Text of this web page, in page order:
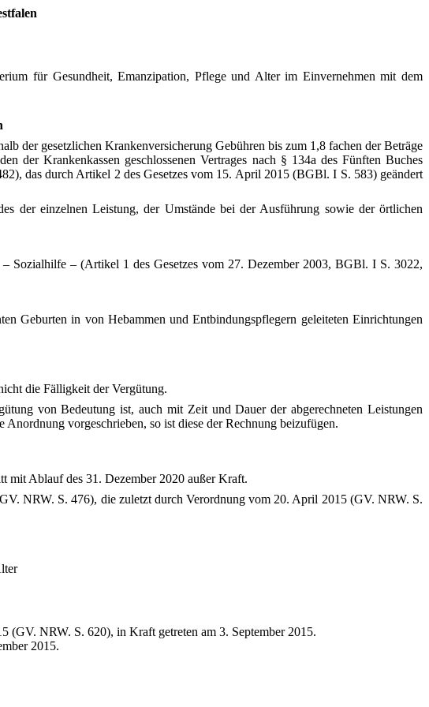
für Gesundheit, Emanzipation, Pflege und Alter im Einvernehmen mit dem
der gesetzlichen Krankenversicherung Gebühren bis zum 1,8 fachen der Beträge
der Krankenkassen geschlossenen Vertrages nach § 134a des Fünften Buches
das durch Artikel 2 des Gesetzes vom 15. April 2015 (BGBl. I S. 583) geändert
der einzelnen Leistung, der Umstände bei der Ausführung sowie der örtlichen
Sozialhilfe – (Artikel 1 des Gesetzes vom 27. Dezember 2003, BGBl. I S. 3022,
Geburten in von Hebammen und Entbindungspflegern geleiteten Einrichtungen
die Fälligkeit der Vergütung.
von Bedeutung ist, auch mit Zeit und Dauer der abgerechneten Leistungen
vorgeschrieben, so ist diese der Rechnung beizufügen.
mit Ablauf des 31. Dezember 2020 außer Kraft.
NRW. S. 476), die zuletzt durch Verordnung vom 20. April 2015 (GV. NRW. S.
(GV. NRW. S. 620), in Kraft getreten am 3. September 2015.
2015.